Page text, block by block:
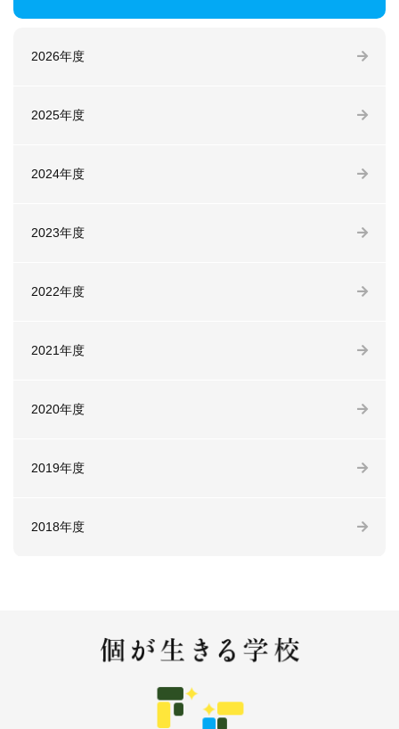
2026年度
2025年度
2024年度
2023年度
2022年度
2021年度
2020年度
2019年度
2018年度